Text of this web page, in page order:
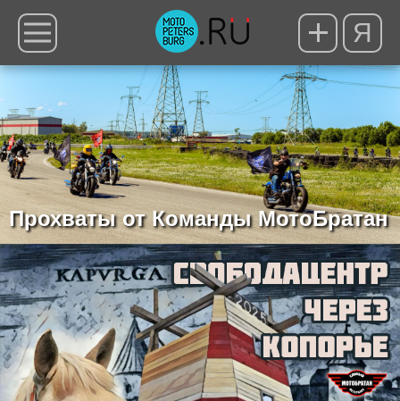
Я
Прохваты от Команды МотоБратан